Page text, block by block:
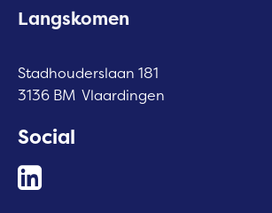
Langskomen
Stadhouderslaan 181
3136 BM Vlaardingen
Social